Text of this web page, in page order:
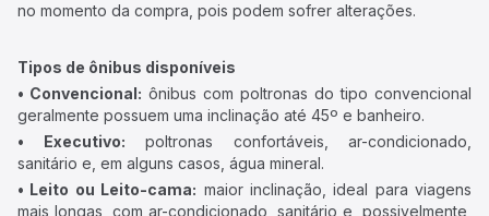
no momento da compra, pois podem sofrer alterações.
Tipos de ônibus disponíveis
• Convencional: ônibus com poltronas do tipo convencional
geralmente possuem uma inclinação até 45º e banheiro.
• Executivo: poltronas confortáveis, ar-condicionado,
sanitário e, em alguns casos, água mineral.
• Leito ou Leito-cama: maior inclinação, ideal para viagens
mais longas, com ar-condicionado, sanitário e, possivelmente,